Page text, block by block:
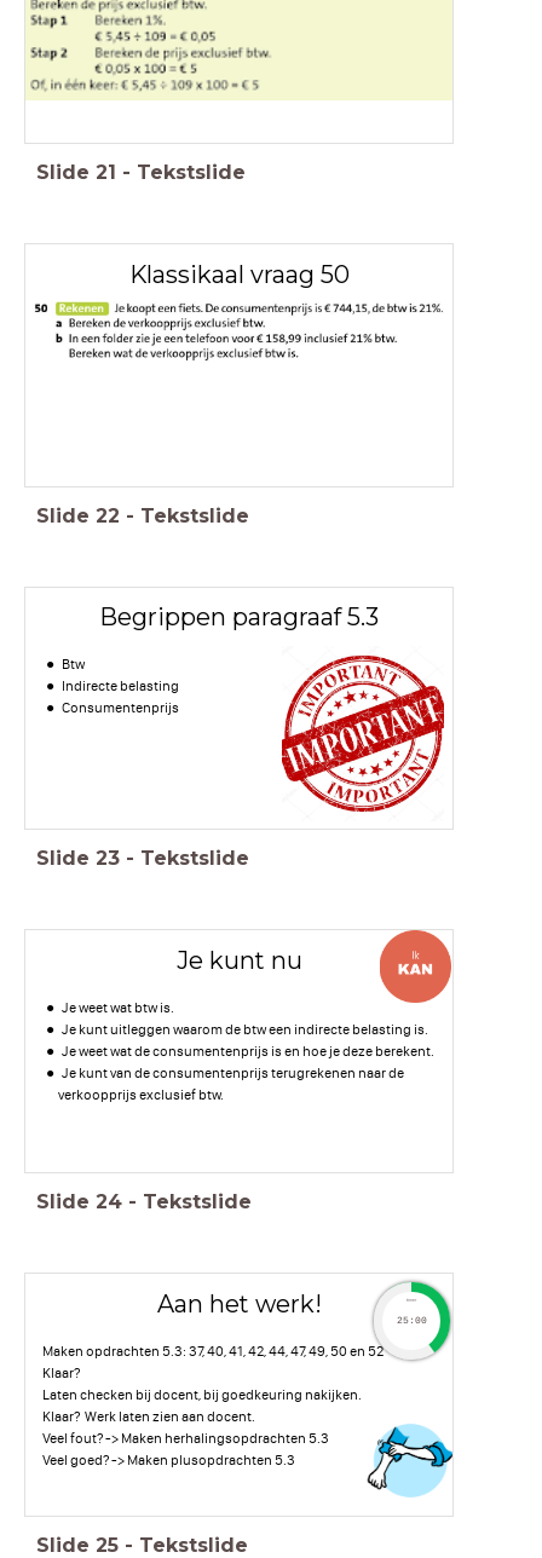
Slide 21 - Tekstslide
Klassikaal vraag 50
Slide 22 - Tekstslide
Begrippen paragraaf 5.3
Btw
Indirecte belasting
Consumentenprijs
Slide 23 - Tekstslide
Je kunt nu
Je weet wat btw is.
Je kunt uitleggen waarom de btw een indirecte belasting is.
Je weet wat de consumentenprijs is en hoe je deze berekent.
Je kunt van de consumentenprijs terugrekenen naar de
verkoopprijs exclusief btw.
Slide 24 - Tekstslide
Aan het werk!
Maken opdrachten 5.3: 37, 40, 41, 42, 44, 47, 49, 50 en 52
Klaar?
Laten checken bij docent, bij goedkeuring nakijken.
Klaar? Werk laten zien aan docent.
Veel fout? -> Maken herhalingsopdrachten 5.3
Veel goed? -> Maken plusopdrachten 5.3
timer
25:00
Slide 25 - Tekstslide